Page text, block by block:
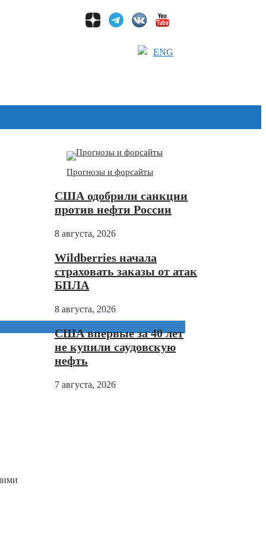
ENG
Прогнозы и форсайты
США одобрили санкции
против нефти России
8 августа, 2026
Wildberries начала
страховать заказы от атак
БПЛА
8 августа, 2026
США впервые за 40 лет
не купили саудовскую
нефть
7 августа, 2026